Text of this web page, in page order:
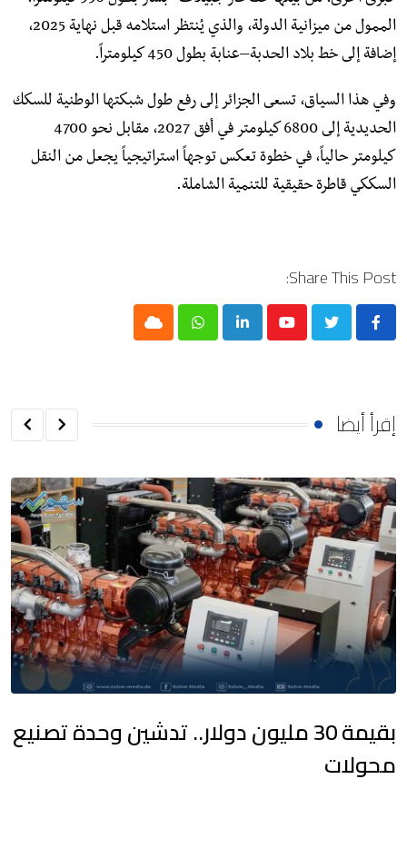
الممول من ميزانية الدولة، والذي يُنتظر استلامه قبل نهاية 2025،
إضافة إلى خط بلاد الحدبة–عنابة بطول 450 كيلومتراً.
وفي هذا السياق، تسعى الجزائر إلى رفع طول شبكتها الوطنية للسكك
الحديدية إلى 6800 كيلومتر في أفق 2027، مقابل نحو 4700
كيلومتر حالياً، في خطوة تعكس توجهاً استراتيجياً يجعل من النقل
السككي قاطرة حقيقية للتنمية الشاملة.
Share This Post:
Youtube
LinkedIn
Whatsapp
Cloud
إقرأ أيضا
بقيمة 30 مليون دولار.. تدشين وحدة تصنيع
محولات